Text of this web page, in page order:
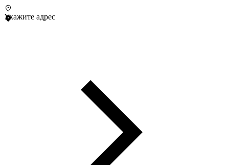
Укажите адрес